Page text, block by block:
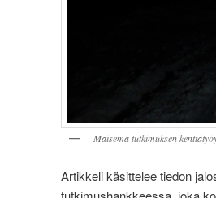
Maisema tutkimuksen
Artikkeli käsittelee tiedon